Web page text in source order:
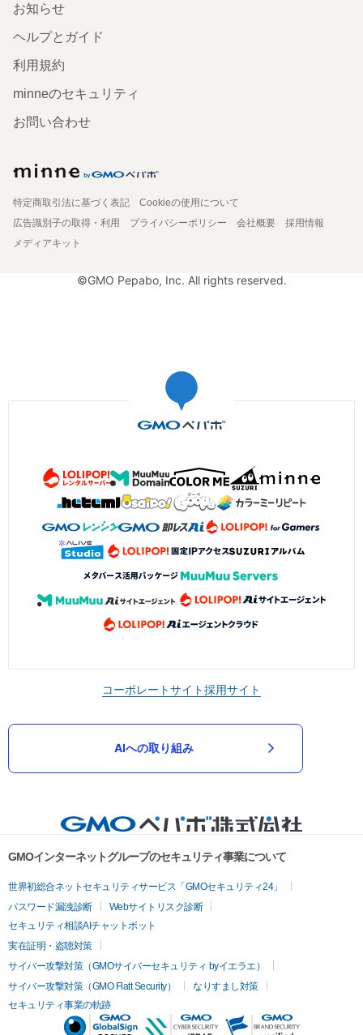
お知らせ
ヘルプとガイド
利用規約
minneのセキュリティ
お問い合わせ
特定商取引法に基づく表記
Cookieの使用について
広告識別子の取得・利用
プライバシーポリシー 会社概要
採用情報
メディアキット
©GMO Pepabo, Inc. All rights reserved.
コーポレートサイト採用サイト
AIへの取り組み
GMOインターネットグループのセキュリティ事業について
世界初総合ネットセキュリティサービス「GMOセキュリティ24」
パスワード漏洩診断
Webサイトリスク診断
セキュリティ相談AIチャットボット
実在証明・盗聴対策
サイバー攻撃対策（GMOサイバーセキュリティ byイエラエ）
サイバー攻撃対策（GMO Flatt Security）
なりすまし対策
セキュリティ事業の軌跡